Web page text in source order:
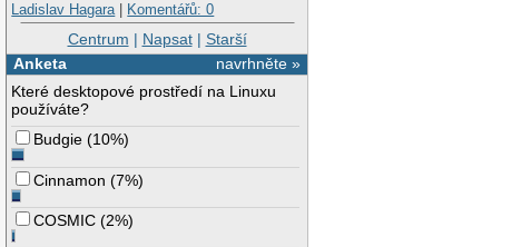
Ladislav Hagara| Komentářů: 0
Centrum | Napsat| Starší
navrhněte »
Anketa
Které desktopové prostředí na Linuxu
používáte?
Budgie (10%)
Cinnamon (7%)
COSMIC (2%)